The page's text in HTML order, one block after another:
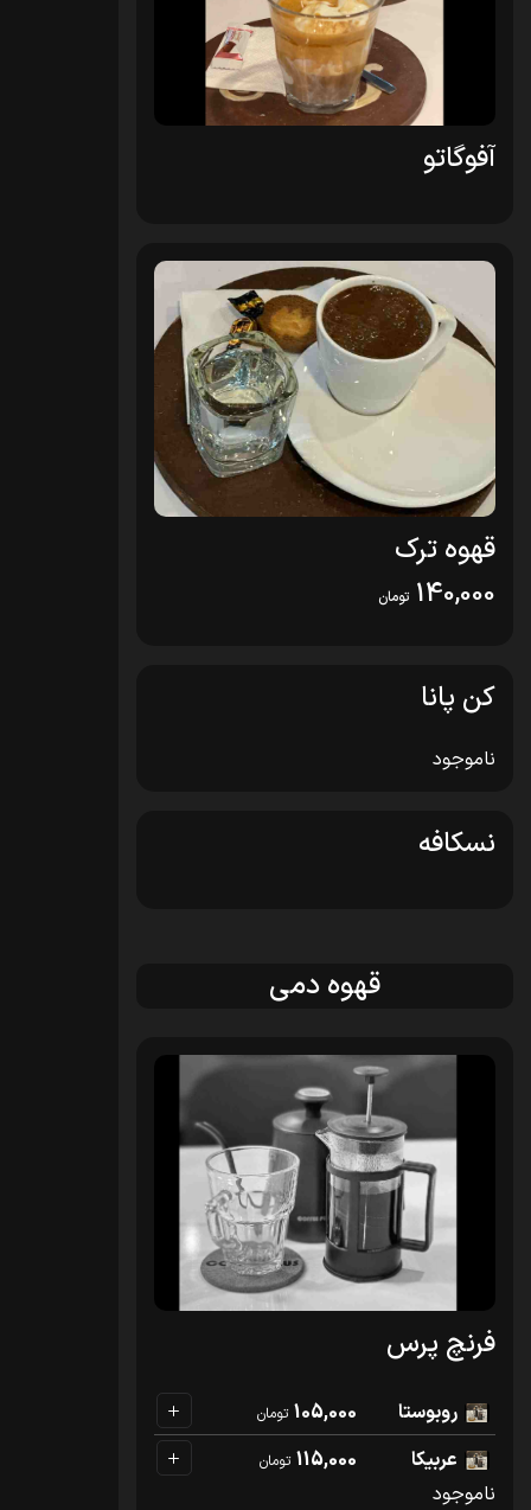
آفوگاتو
قهوه ترک
140,000 تومان
کن پانا
ناموجود
نسکافه
قهوه دمی
فرنچ پرس
روبوستا 105,000 تومان
عربیکا 115,000 تومان
ناموجود